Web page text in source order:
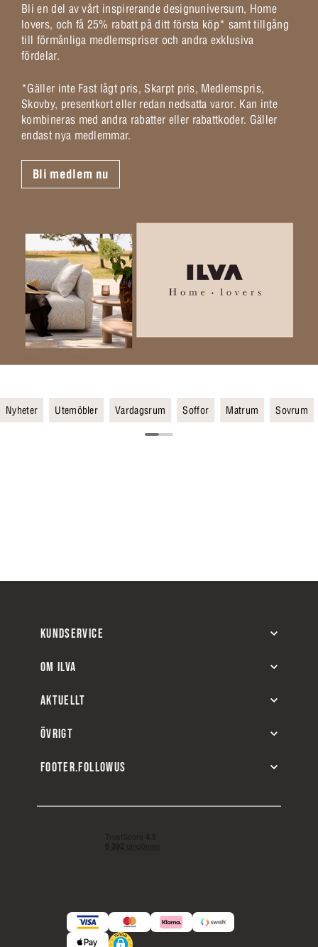
Bli en del av vårt inspirerande designuniversum, Home
lovers, och få 25% rabatt på ditt första köp* samt tillgång
till förmånliga medlemspriser och andra exklusiva
fördelar.
*Gäller inte Fast lågt pris, Skarpt pris, Medlemspris,
Skovby, presentkort eller redan nedsatta varor. Kan inte
kombineras med andra rabatter eller rabattkoder. Gäller
endast nya medlemmar.
Bli medlem nu
Nyheter Utemöbler Vardagsrum Soffor Matrum Sovrum
KUNDSERVICE
OM ILVA
AKTUELLT
ÖVRIGT
FOOTER.FOLLOWUS